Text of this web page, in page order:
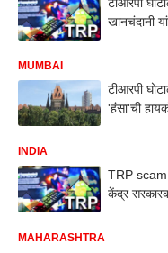
खानचंदानी
MUMBAI
टीआरपी
'हंसा'ची
INDIA
TRP scam :
केंद्र
MAHARASHTRA